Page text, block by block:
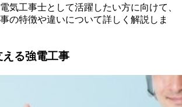
気工事士として活躍したい方に向けて、
の特徴や違いについて詳しく解説しま
る強電工事